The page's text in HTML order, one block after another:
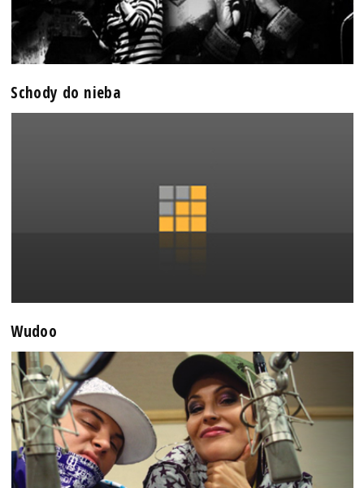
Schody do nieba
Wudoo